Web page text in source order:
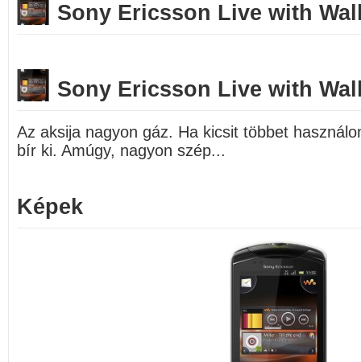
Sony Ericsson Live with
Sony Ericsson Live with
Az aksija nagyon gáz. Ha kicsit többet
bír ki. Amúgy, nagyon szép...
Képek